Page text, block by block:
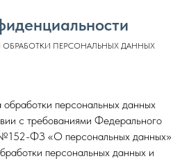
ПЕРСОНАЛЬНЫХ ДАННЫХ
обработки персональных данных
с требованиями Федерального
ФЗ «О персональных данных»
персональных данных и